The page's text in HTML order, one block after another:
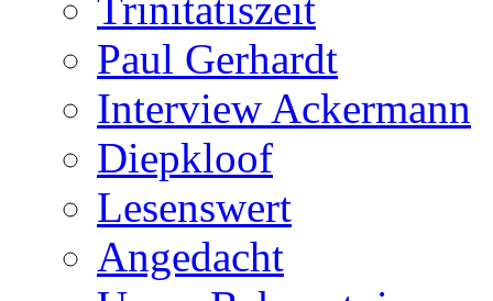
Paul Gerhardt
Interview Ackermann
Diepkloof
Lesenswert
Angedacht